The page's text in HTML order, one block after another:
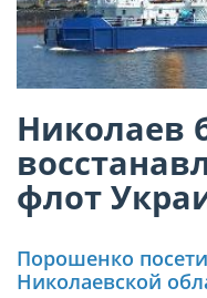
Николаев
флот
Порошенко
Николаевской